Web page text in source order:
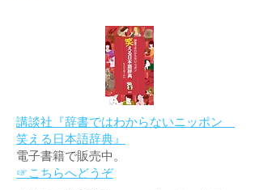
講談社『辞書ではわからないニッポン
笑える日本語辞典』
電子書籍で販売中。
☞こちらへどうぞ